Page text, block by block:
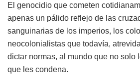
El genocidio que cometen
apenas un pálido reflejo de las
sanguinarias de los imperios, los
neocolonialistas que todavía,
dictar normas, al mundo que no solo
que les condena.